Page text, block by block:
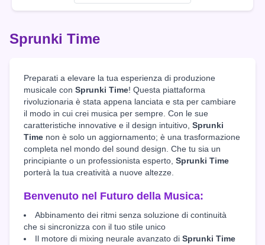
Sprunki Time
Preparati a elevare la tua esperienza di produzione
musicale con Sprunki Time! Questa piattaforma
rivoluzionaria è stata appena lanciata e sta per cambiare
il modo in cui crei musica per sempre. Con le sue
caratteristiche innovative e il design intuitivo, Sprunki
Time non è solo un aggiornamento; è una trasformazione
completa nel mondo del sound design. Che tu sia un
principiante o un professionista esperto, Sprunki Time
porterà la tua creatività a nuove altezze.
Benvenuto nel Futuro della Musica:
Abbinamento dei ritmi senza soluzione di continuità
che si sincronizza con il tuo stile unico
Il motore di mixing neurale avanzato di Sprunki Time